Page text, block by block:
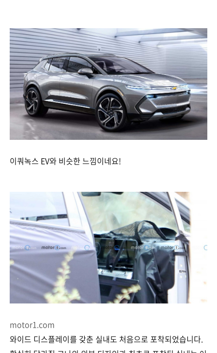
이쿼녹스 EV와 비슷한 느낌이네요!
motor1.com
와이드 디스플레이를 갖춘 실내도 처음으로 포착되었습니다.